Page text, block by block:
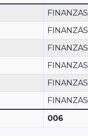
FINANZAS
FINANZAS
FINANZAS
FINANZAS
FINANZAS
FINANZAS
006